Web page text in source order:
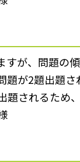
が、問題の
題が2題出題
されるため